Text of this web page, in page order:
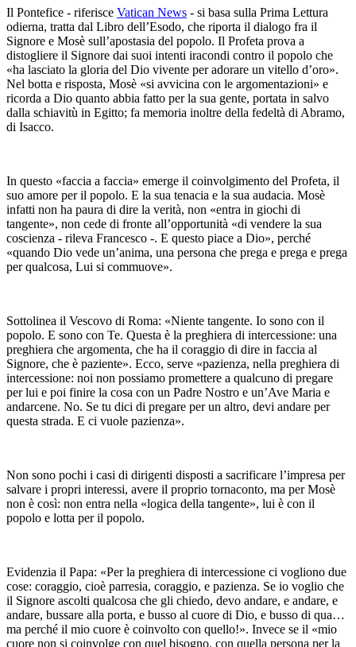
Il Pontefice - riferisce Vatican News - si basa sulla Prima Lettura
odierna, tratta dal Libro dell’Esodo, che riporta il dialogo fra il
Signore e Mosè sull’apostasia del popolo. Il Profeta prova a
distogliere il Signore dai suoi intenti iracondi contro il popolo che
«ha lasciato la gloria del Dio vivente per adorare un vitello d’oro».
Nel botta e risposta, Mosè «si avvicina con le argomentazioni» e
ricorda a Dio quanto abbia fatto per la sua gente, portata in salvo
dalla schiavitù in Egitto; fa memoria inoltre della fedeltà di Abramo,
di Isacco.
In questo «faccia a faccia» emerge il coinvolgimento del Profeta, il
suo amore per il popolo. E la sua tenacia e la sua audacia. Mosè
infatti non ha paura di dire la verità, non «entra in giochi di
tangente», non cede di fronte all’opportunità «di vendere la sua
coscienza - rileva Francesco -. E questo piace a Dio», perché
«quando Dio vede un’anima, una persona che prega e prega e prega
per qualcosa, Lui si commuove».
Sottolinea il Vescovo di Roma: «Niente tangente. Io sono con il
popolo. E sono con Te. Questa è la preghiera di intercessione: una
preghiera che argomenta, che ha il coraggio di dire in faccia al
Signore, che è paziente». Ecco, serve «pazienza, nella preghiera di
intercessione: noi non possiamo promettere a qualcuno di pregare
per lui e poi finire la cosa con un Padre Nostro e un’Ave Maria e
andarcene. No. Se tu dici di pregare per un altro, devi andare per
questa strada. E ci vuole pazienza».
Non sono pochi i casi di dirigenti disposti a sacrificare l’impresa per
salvare i propri interessi, avere il proprio tornaconto, ma per Mosè
non è così: non entra nella «logica della tangente», lui è con il
popolo e lotta per il popolo.
Evidenzia il Papa: «Per la preghiera di intercessione ci vogliono due
cose: coraggio, cioè parresia, coraggio, e pazienza. Se io voglio che
il Signore ascolti qualcosa che gli chiedo, devo andare, e andare, e
andare, bussare alla porta, e busso al cuore di Dio, e busso di qua…
ma perché il mio cuore è coinvolto con quello!». Invece se il «mio
cuore non si coinvolge con quel bisogno, con quella persona per la